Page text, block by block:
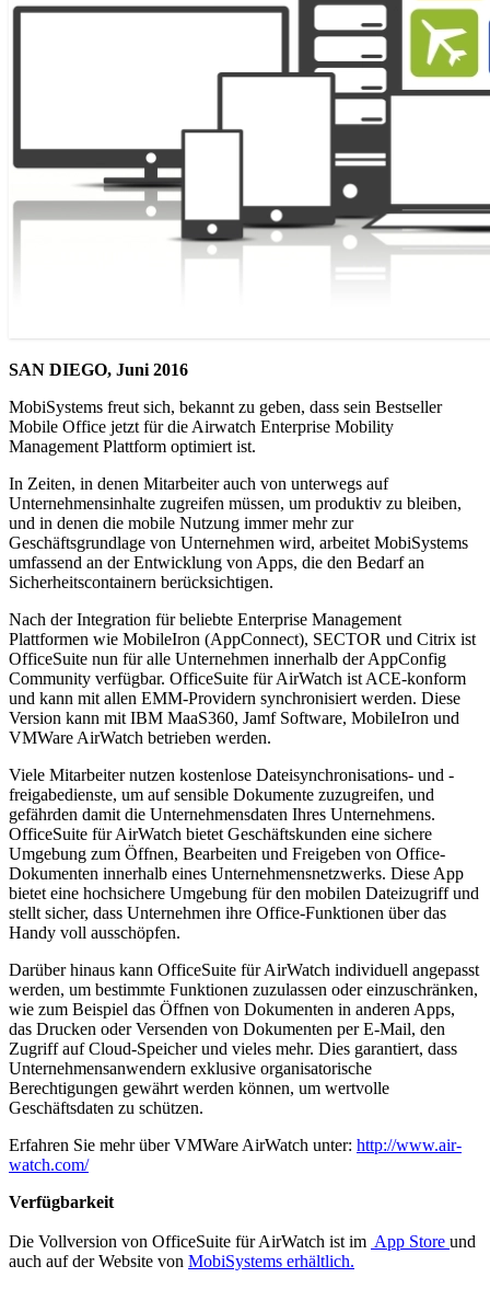
SAN DIEGO, Juni 2016
MobiSystems freut sich, bekannt zu geben, dass sein Bestseller
Mobile Office jetzt für die Airwatch Enterprise Mobility
Management Plattform optimiert ist.
In Zeiten, in denen Mitarbeiter auch von unterwegs auf
Unternehmensinhalte zugreifen müssen, um produktiv zu bleiben,
und in denen die mobile Nutzung immer mehr zur
Geschäftsgrundlage von Unternehmen wird, arbeitet MobiSystems
umfassend an der Entwicklung von Apps, die den Bedarf an
Sicherheitscontainern berücksichtigen.
Nach der Integration für beliebte Enterprise Management
Plattformen wie MobileIron (AppConnect), SECTOR und Citrix ist
OfficeSuite nun für alle Unternehmen innerhalb der AppConfig
Community verfügbar. OfficeSuite für AirWatch ist ACE-konform
und kann mit allen EMM-Providern synchronisiert werden. Diese
Version kann mit IBM MaaS360, Jamf Software, MobileIron und
VMWare AirWatch betrieben werden.
Viele Mitarbeiter nutzen kostenlose Dateisynchronisations- und -
freigabedienste, um auf sensible Dokumente zuzugreifen, und
gefährden damit die Unternehmensdaten Ihres Unternehmens.
OfficeSuite für AirWatch bietet Geschäftskunden eine sichere
Umgebung zum Öffnen, Bearbeiten und Freigeben von Office-
Dokumenten innerhalb eines Unternehmensnetzwerks. Diese App
bietet eine hochsichere Umgebung für den mobilen Dateizugriff und
stellt sicher, dass Unternehmen ihre Office-Funktionen über das
Handy voll ausschöpfen.
Darüber hinaus kann OfficeSuite für AirWatch individuell angepasst
werden, um bestimmte Funktionen zuzulassen oder einzuschränken,
wie zum Beispiel das Öffnen von Dokumenten in anderen Apps,
das Drucken oder Versenden von Dokumenten per E-Mail, den
Zugriff auf Cloud-Speicher und vieles mehr. Dies garantiert, dass
Unternehmensanwendern exklusive organisatorische
Berechtigungen gewährt werden können, um wertvolle
Geschäftsdaten zu schützen.
Erfahren Sie mehr über VMWare AirWatch unter: http://www.air-
watch.com/
Verfügbarkeit
Die Vollversion von OfficeSuite für AirWatch ist im App Store und
auch auf der Website von MobiSystems erhältlich.